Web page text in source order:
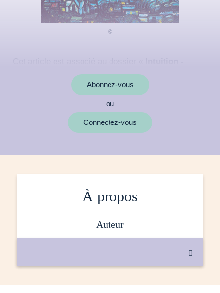
Retrouvez votre sixième sens»
Abonnez-vous
ou
Connectez-vous
À propos
auteur
